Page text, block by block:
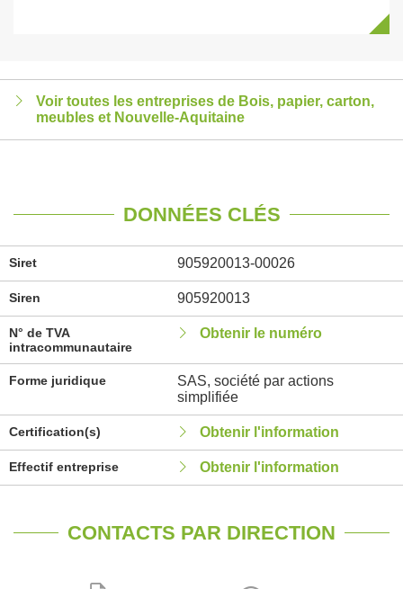
Voir toutes les entreprises de Bois, papier, carton,
meubles et Nouvelle-Aquitaine
DONNÉES CLÉS
Siret 905920013-00026
Siren 905920013
N° de TVA
intracommunautaire
Obtenir le numéro
Forme juridique
SAS, société par actions
simplifiée
Certification(s) Obtenir l'information
Effectif entreprise Obtenir l'information
CONTACTS PAR DIRECTION